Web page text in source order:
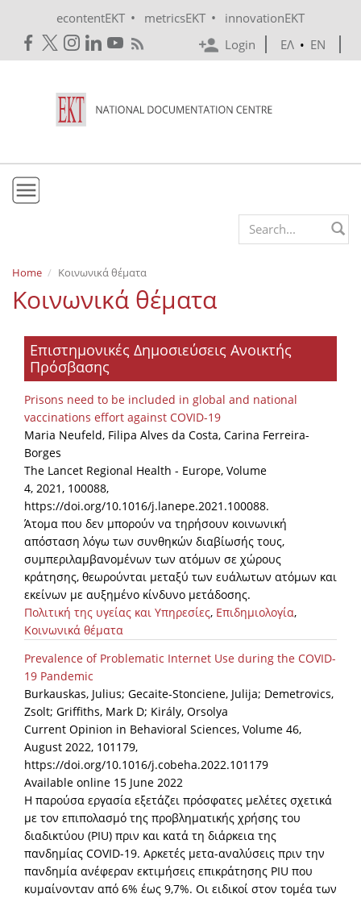
econtentEKT • metricsEKT •
innovationEKT
Login
ΕΛ • EN
Mission & Vision
Policies
e-Infrastructure
Organisational Structure
EKT Tenders
EKT Websites
Projects
Services
Publications
Annual Reports
Publications for R&D Metrics & Indicators
Publications for Libraries
Informational Publications
News & Information
News
Events
Press Centre
"Innovation, Research & Technology" magazine
Contact
Search form
Home Κοινωνικά θέματα
Κοινωνικά θέματα
Επιστημονικές Δημοσιεύσεις Ανοικτής
Πρόσβασης
Prisons need to be included in global and national
vaccinations effort against COVID-19
Maria Neufeld, Filipa Alves da Costa, Carina Ferreira-
Borges
The Lancet Regional Health - Europe, Volume
4, 2021, 100088,
https://doi.org/10.1016/j.lanepe.2021.100088.
Άτομα που δεν μπορούν να τηρήσουν κοινωνική
απόσταση λόγω των συνθηκών διαβίωσής τους,
συμπεριλαμβανομένων των ατόμων σε χώρους
κράτησης, θεωρούνται μεταξύ των ευάλωτων ατόμων και
εκείνων με αυξημένο κίνδυνο μετάδοσης.
Πολιτική της υγείας και Υπηρεσίες, Επιδημιολογία,
Κοινωνικά θέματα
Prevalence of Problematic Internet Use during the COVID-
19 Pandemic
Burkauskas, Julius; Gecaite-Stonciene, Julija; Demetrovics,
Zsolt; Griffiths, Mark D; Király, Orsolya
Current Opinion in Behavioral Sciences, Volume 46,
August 2022, 101179,
https://doi.org/10.1016/j.cobeha.2022.101179
Available online 15 June 2022
Η παρούσα εργασία εξετάζει πρόσφατες μελέτες σχετικά
με τον επιπολασμό της προβληματικής χρήσης του
διαδικτύου (PIU) πριν και κατά τη διάρκεια της
πανδημίας COVID-19. Αρκετές μετα-αναλύσεις πριν την
πανδημία ανέφεραν εκτιμήσεις επικράτησης PIU που
κυμαίνονταν από 6% έως 9,7%. Οι ειδικοί στον τομέα των